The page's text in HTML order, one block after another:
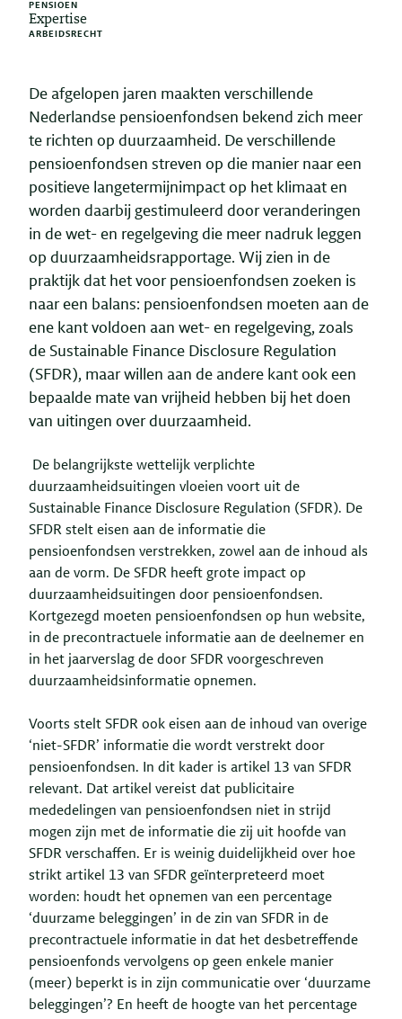
PENSIOEN
Expertise
ARBEIDSRECHT
De afgelopen jaren maakten verschillende
Nederlandse pensioenfondsen bekend zich meer
te richten op duurzaamheid. De verschillende
pensioenfondsen streven op die manier naar een
positieve langetermijnimpact op het klimaat en
worden daarbij gestimuleerd door veranderingen
in de wet- en regelgeving die meer nadruk leggen
op duurzaamheidsrapportage. Wij zien in de
praktijk dat het voor pensioenfondsen zoeken is
naar een balans: pensioenfondsen moeten aan de
ene kant voldoen aan wet- en regelgeving, zoals
de Sustainable Finance Disclosure Regulation
(SFDR), maar willen aan de andere kant ook een
bepaalde mate van vrijheid hebben bij het doen
van uitingen over duurzaamheid.
De belangrijkste wettelijk verplichte
duurzaamheidsuitingen vloeien voort uit de
Sustainable Finance Disclosure Regulation (SFDR). De
SFDR stelt eisen aan de informatie die
pensioenfondsen verstrekken, zowel aan de inhoud als
aan de vorm. De SFDR heeft grote impact op
duurzaamheidsuitingen door pensioenfondsen.
Kortgezegd moeten pensioenfondsen op hun website,
in de precontractuele informatie aan de deelnemer en
in het jaarverslag de door SFDR voorgeschreven
duurzaamheidsinformatie opnemen.
Voorts stelt SFDR ook eisen aan de inhoud van overige
‘niet-SFDR’ informatie die wordt verstrekt door
pensioenfondsen. In dit kader is artikel 13 van SFDR
relevant. Dat artikel vereist dat publicitaire
mededelingen van pensioenfondsen niet in strijd
mogen zijn met de informatie die zij uit hoofde van
SFDR verschaffen. Er is weinig duidelijkheid over hoe
strikt artikel 13 van SFDR geïnterpreteerd moet
worden: houdt het opnemen van een percentage
‘duurzame beleggingen’ in de zin van SFDR in de
precontractuele informatie in dat het desbetreffende
pensioenfonds vervolgens op geen enkele manier
(meer) beperkt is in zijn communicatie over ‘duurzame
beleggingen’? En heeft de hoogte van het percentage